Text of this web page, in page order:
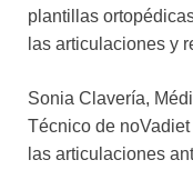
plantillas
las articulaciones y
Sonia Clavería,
Técnico de
las articulaciones